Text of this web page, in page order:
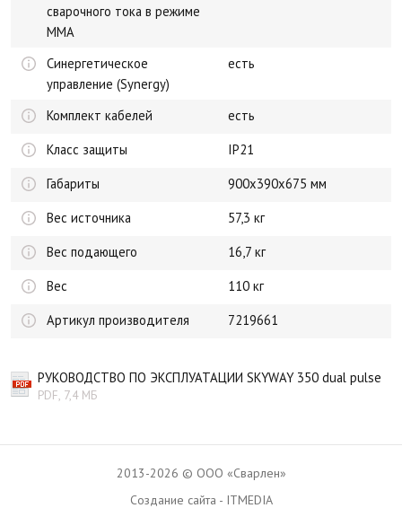
сварочного тока в режиме
MMA
Синергетическое
управление (Synergy)
есть
Комплект кабелей
есть
Класс защиты
IP21
Габариты
900x390x675 мм
Вес источника
57,3 кг
Вес подающего
16,7 кг
Вес
110 кг
Артикул производителя
7219661
РУКОВОДСТВО ПО ЭКСПЛУАТАЦИИ SKYWAY 350 dual pulse
PDF, 7,4 МБ
2013-2026 © ООО «Сварлен»
Создание сайта - ITMEDIA